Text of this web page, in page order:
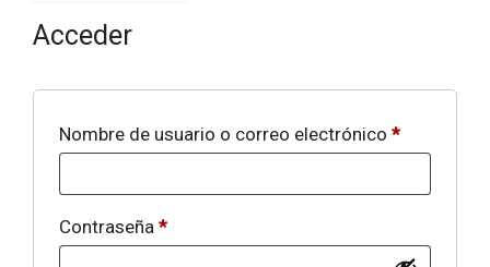
Acceder
Nombre de usuario o correo electrónico *Obligatorio
Contraseña *Obligatorio